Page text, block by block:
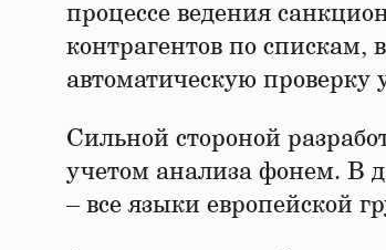
процессе ведения
контрагентов по
автоматическую проверку
Сильной стороной
учетом анализа фонем. В
– все языки европейской